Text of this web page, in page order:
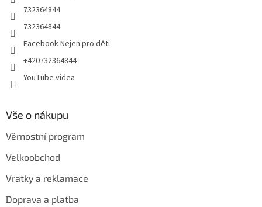
732364844
732364844
Facebook Nejen pro děti
+420732364844
YouTube videa
Vše o nákupu
Věrnostní program
Velkoobchod
Vratky a reklamace
Doprava a platba